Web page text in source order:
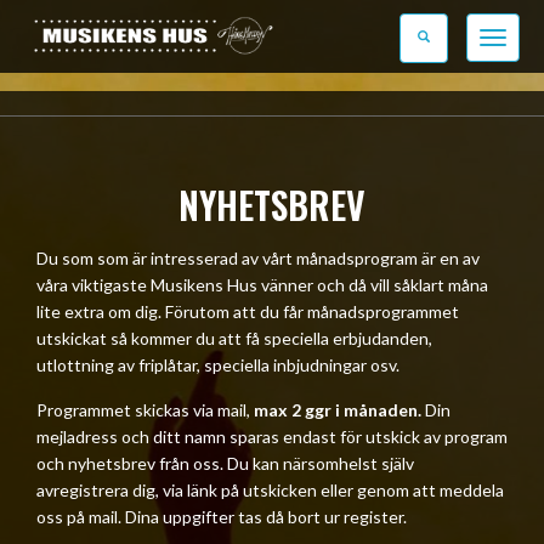
Toggle
NYHETSBREV
Du som som är intresserad av vårt månadsprogram är en av
våra viktigaste Musikens Hus vänner och då vill såklart måna
lite extra om dig. Förutom att du får månadsprogrammet
utskickat så kommer du att få speciella erbjudanden,
utlottning av friplåtar, speciella inbjudningar osv.
Programmet skickas via mail, max 2 ggr i månaden.Din
mejladress och ditt namn sparas endast för utskick av program
och nyhetsbrev från oss. Du kan närsomhelst själv
avregistrera dig, via länk på utskicken eller genom att meddela
oss på mail. Dina uppgifter tas då bort ur register.